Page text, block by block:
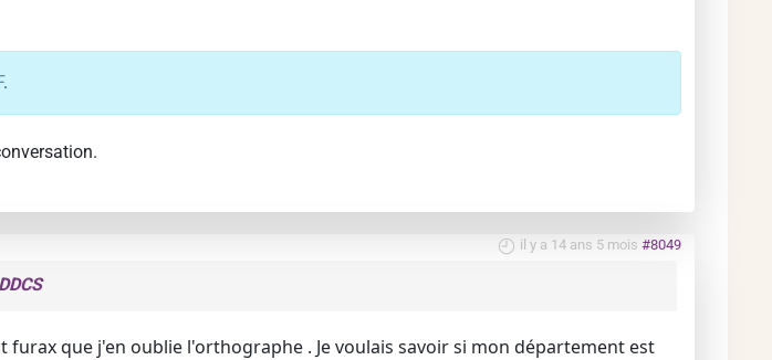
.
il y a 14 ans 5 mois #8049
furax que j'en oublie l'orthographe . Je voulais savoir si mon département est